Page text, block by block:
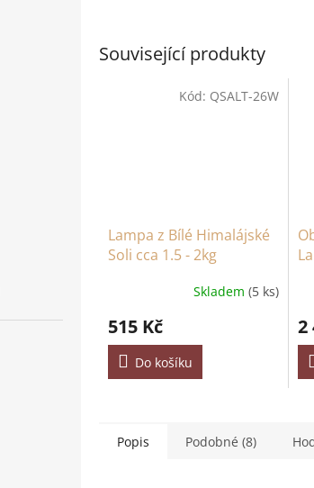
Související produkty
Lampa z Bílé Himalájské
Soli cca 1.5 - 2kg
Skladem (5 ks)
515 Kč
Do košíku
Kód: QSALT-26W
2
Popis Podobné (8)